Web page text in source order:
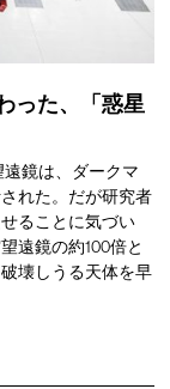
った、「惑星
鏡は、ダークマ
れた。だが研究者
ることに気づい
遠鏡の約100倍と
壊しうる天体を早